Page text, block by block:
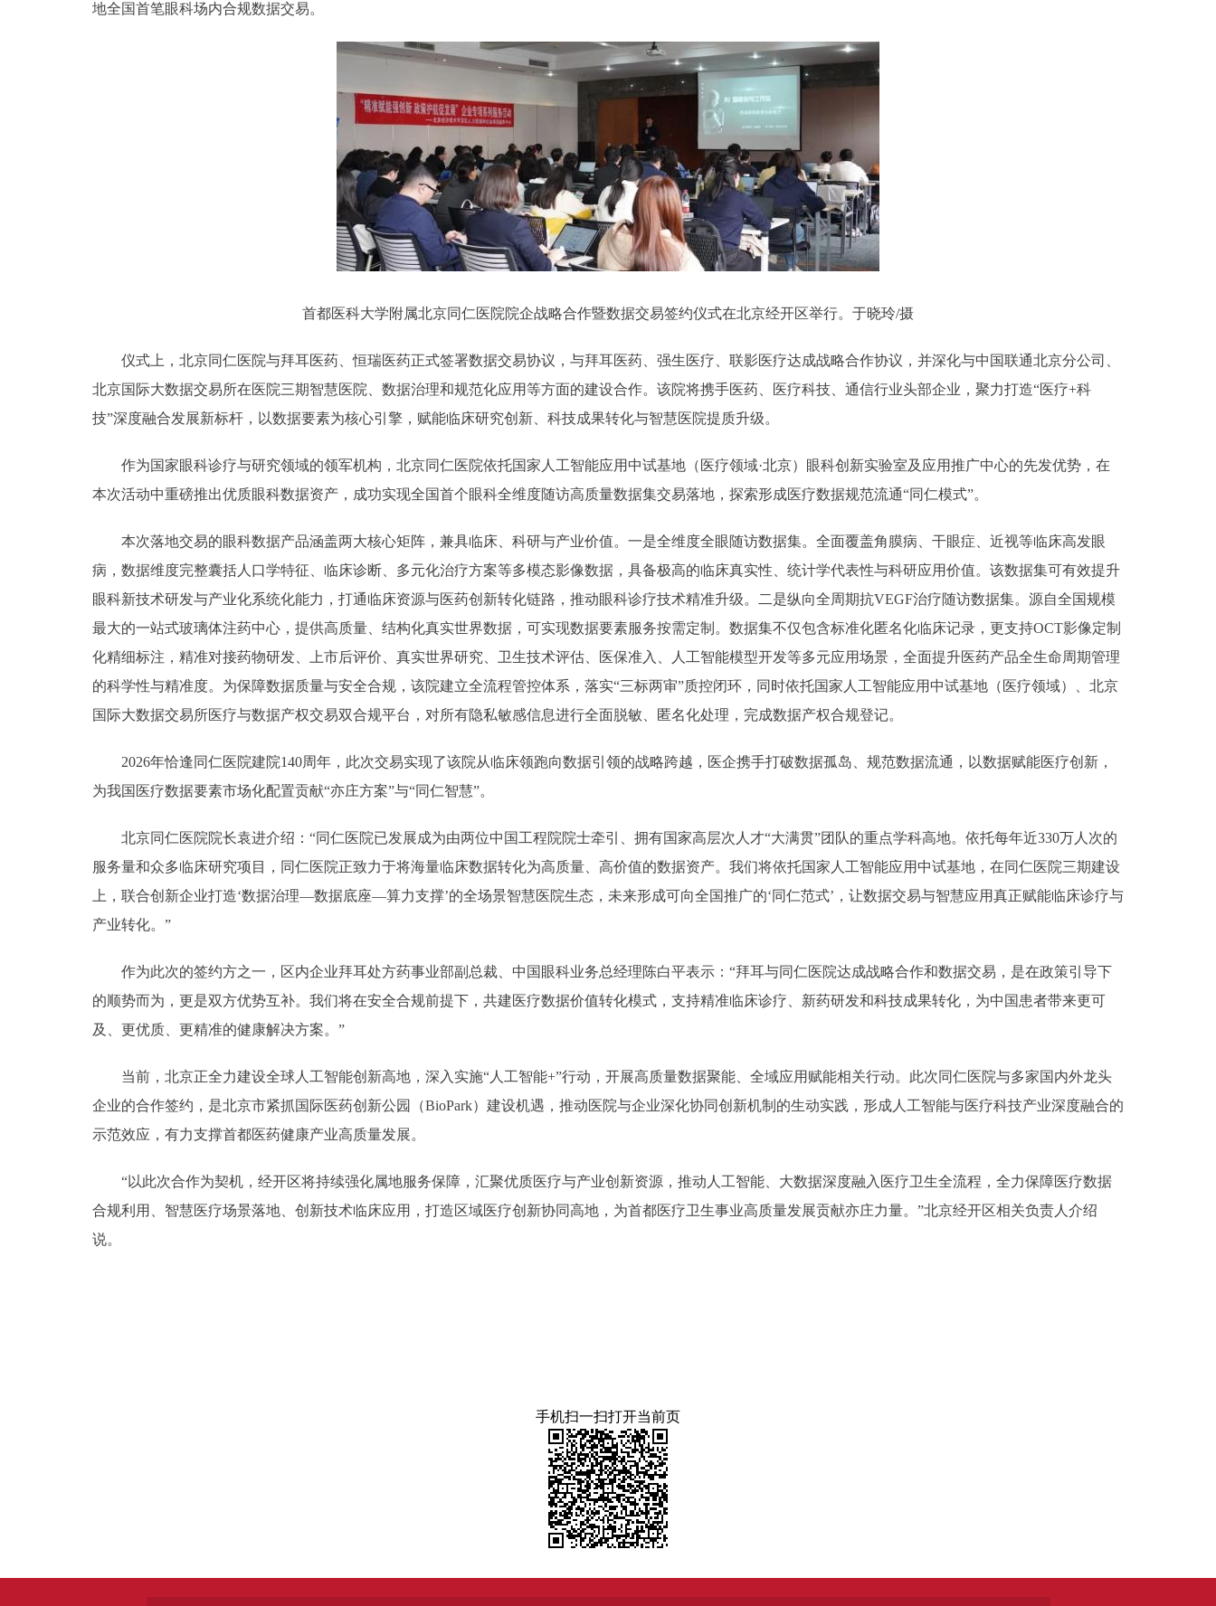
地全国首笔眼科场内合规数据交易。
首都医科大学附属北京同仁医院院企战略合作暨数据交易签约仪式在北京经开区举行。于晓玲/摄
仪式上，北京同仁医院与拜耳医药、恒瑞医药正式签署数据交易协议，与拜耳医药、强生医疗、联影医疗达成战略合作协议，并深化与中国联通北京分公司、
北京国际大数据交易所在医院三期智慧医院、数据治理和规范化应用等方面的建设合作。该院将携手医药、医疗科技、通信行业头部企业，聚力打造“医疗+科
技”深度融合发展新标杆，以数据要素为核心引擎，赋能临床研究创新、科技成果转化与智慧医院提质升级。
作为国家眼科诊疗与研究领域的领军机构，北京同仁医院依托国家人工智能应用中试基地（医疗领域·北京）眼科创新实验室及应用推广中心的先发优势，在
本次活动中重磅推出优质眼科数据资产，成功实现全国首个眼科全维度随访高质量数据集交易落地，探索形成医疗数据规范流通“同仁模式”。
本次落地交易的眼科数据产品涵盖两大核心矩阵，兼具临床、科研与产业价值。一是全维度全眼随访数据集。全面覆盖角膜病、干眼症、近视等临床高发眼
病，数据维度完整囊括人口学特征、临床诊断、多元化治疗方案等多模态影像数据，具备极高的临床真实性、统计学代表性与科研应用价值。该数据集可有效提升
眼科新技术研发与产业化系统化能力，打通临床资源与医药创新转化链路，推动眼科诊疗技术精准升级。二是纵向全周期抗VEGF治疗随访数据集。源自全国规模
最大的一站式玻璃体注药中心，提供高质量、结构化真实世界数据，可实现数据要素服务按需定制。数据集不仅包含标准化匿名化临床记录，更支持OCT影像定制
化精细标注，精准对接药物研发、上市后评价、真实世界研究、卫生技术评估、医保准入、人工智能模型开发等多元应用场景，全面提升医药产品全生命周期管理
的科学性与精准度。为保障数据质量与安全合规，该院建立全流程管控体系，落实“三标两审”质控闭环，同时依托国家人工智能应用中试基地（医疗领域）、北京
国际大数据交易所医疗与数据产权交易双合规平台，对所有隐私敏感信息进行全面脱敏、匿名化处理，完成数据产权合规登记。
2026年恰逢同仁医院建院140周年，此次交易实现了该院从临床领跑向数据引领的战略跨越，医企携手打破数据孤岛、规范数据流通，以数据赋能医疗创新，
为我国医疗数据要素市场化配置贡献“亦庄方案”与“同仁智慧”。
北京同仁医院院长袁进介绍：“同仁医院已发展成为由两位中国工程院院士牵引、拥有国家高层次人才“大满贯”团队的重点学科高地。依托每年近330万人次的
服务量和众多临床研究项目，同仁医院正致力于将海量临床数据转化为高质量、高价值的数据资产。我们将依托国家人工智能应用中试基地，在同仁医院三期建设
上，联合创新企业打造‘数据治理—数据底座—算力支撑’的全场景智慧医院生态，未来形成可向全国推广的‘同仁范式’，让数据交易与智慧应用真正赋能临床诊疗与
产业转化。”
作为此次的签约方之一，区内企业拜耳处方药事业部副总裁、中国眼科业务总经理陈白平表示：“拜耳与同仁医院达成战略合作和数据交易，是在政策引导下
的顺势而为，更是双方优势互补。我们将在安全合规前提下，共建医疗数据价值转化模式，支持精准临床诊疗、新药研发和科技成果转化，为中国患者带来更可
及、更优质、更精准的健康解决方案。”
当前，北京正全力建设全球人工智能创新高地，深入实施“人工智能+”行动，开展高质量数据聚能、全域应用赋能相关行动。此次同仁医院与多家国内外龙头
企业的合作签约，是北京市紧抓国际医药创新公园（BioPark）建设机遇，推动医院与企业深化协同创新机制的生动实践，形成人工智能与医疗科技产业深度融合的
示范效应，有力支撑首都医药健康产业高质量发展。
“以此次合作为契机，经开区将持续强化属地服务保障，汇聚优质医疗与产业创新资源，推动人工智能、大数据深度融入医疗卫生全流程，全力保障医疗数据
合规利用、智慧医疗场景落地、创新技术临床应用，打造区域医疗创新协同高地，为首都医疗卫生事业高质量发展贡献亦庄力量。”北京经开区相关负责人介绍
说。
手机扫一扫打开当前页